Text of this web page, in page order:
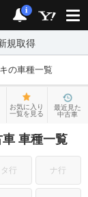
検索 通知
i
規取得
の車種一覧
お気に入り
一覧を見る
最近見た
中古車
車種一覧
タ行 ナ行